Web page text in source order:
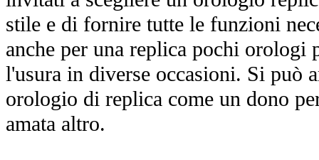
stile e di fornire tutte le funzioni
anche per una replica pochi orologi
l'usura in diverse occasioni. Si può
orologio di replica come un dono
amata altro.